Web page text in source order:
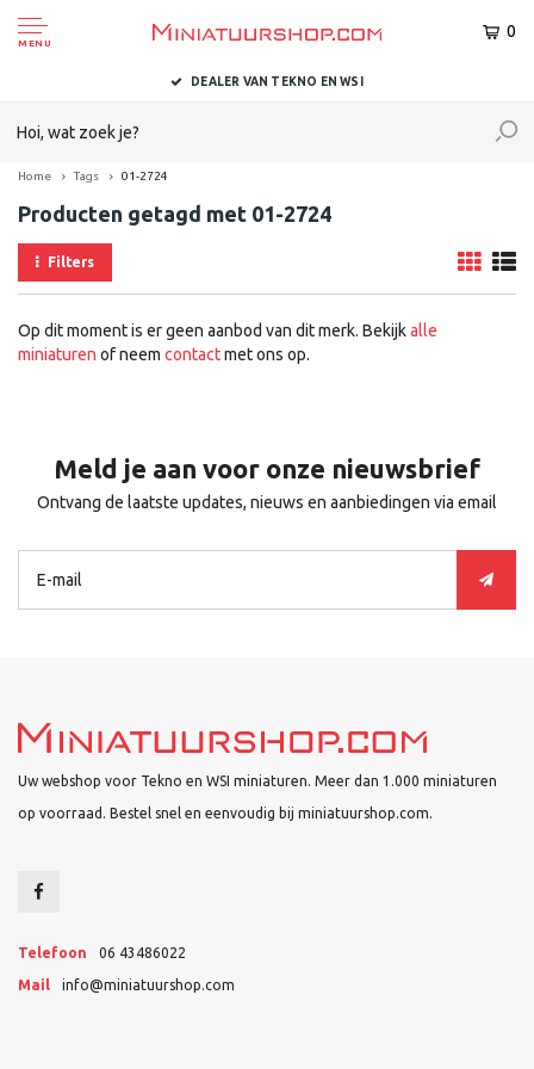
MENU
0
DEALER VAN TEKNO EN WSI
Home Tags 01-2724
Producten getagd met 01-2724
Filters
Op dit moment is er geen aanbod van dit merk. Bekijkalle
miniaturen of neem contactmet ons op.
Meld je aan voor onze nieuwsbrief
Ontvang de laatste updates, nieuws en aanbiedingen via email
Uw webshop voor Tekno en WSI miniaturen. Meer dan 1.000 miniaturen
op voorraad. Bestel snel en eenvoudig bij miniatuurshop.com.
Telefoon 06 43486022
Mail info@miniatuurshop.com